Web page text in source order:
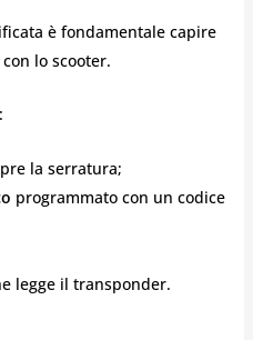
è fondamentale capire
lo scooter.
la serratura;
programmato con un codice
legge il transponder.